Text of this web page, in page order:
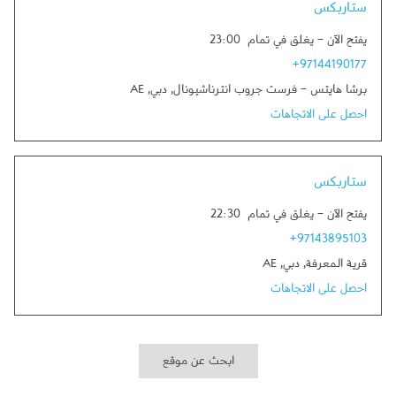
ستاربكس
يفتح الآن - يغلق في تمام 23:00
+97144190177
برشا هايتس - فرست جروب انترناشيونال, دبي,
AE
احصل على الاتجاهات
ستاربكس
يفتح الآن - يغلق في تمام 22:30
+97143895103
قرية المعرفة, دبي,
AE
احصل على الاتجاهات
ابحث عن موقع